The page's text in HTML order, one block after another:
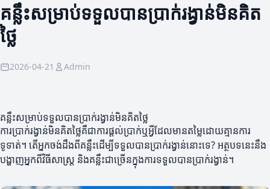
គន្លឹះសម្រាប់ទទួលបានប្រាក់រង្វាន់មិនគិត
ថ្លៃ
2026-04-21 Admin
គន្លឹះសម្រាប់ទទួលបានប្រាក់រង្វាន់មិនគិតថ្លៃ
ការប្រាក់រង្វាន់មិនគិតថ្លៃគឺជាការផ្តល់ប្រាក់ឬអ្វីដែលមានតម្លៃដោយគ្មានការ
ទូទាត់។ តើអ្នកចង់ដឹងពីគន្លឹះដើម្បីទទួលបានប្រាក់រង្វាន់នោះទេ? អត្ថបទនេះនឹង
បង្ហាញអ្នកពីវិធីសាស្រ្ត និងគន្លឹះជាច្រើនក្នុងការទទួលបានប្រាក់រង្វាន់។